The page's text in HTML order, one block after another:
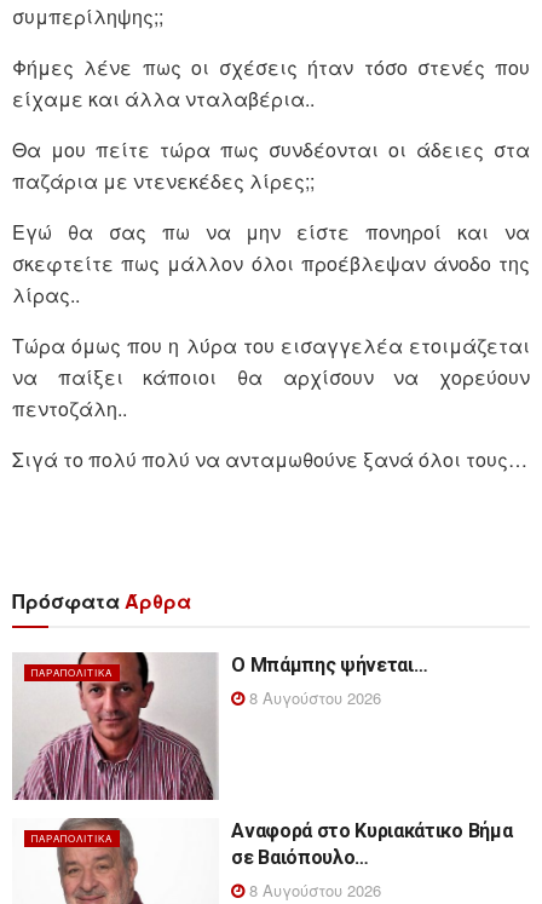
συμπερίληψης;;
Φήμες λένε πως οι σχέσεις ήταν τόσο στενές που
είχαμε και άλλα νταλαβέρια..
Θα μου πείτε τώρα πως συνδέονται οι άδειες στα
παζάρια με ντενεκέδες λίρες;;
Εγώ θα σας πω να μην είστε πονηροί και να
σκεφτείτε πως μάλλον όλοι προέβλεψαν άνοδο της
λίρας..
Τώρα όμως που η λύρα του εισαγγελέα ετοιμάζεται
να παίξει κάποιοι θα αρχίσουν να χορεύουν
πεντοζάλη..
Σιγά το πολύ πολύ να ανταμωθούνε ξανά όλοι τους…
ΠρόσφαταΆρθρα
ΠΑΡΑΠΟΛΙΤΙΚΆ
Ο Μπάμπης ψήνεται…
8 Αυγούστου 2026
ΠΑΡΑΠΟΛΙΤΙΚΆ
Αναφορά στο Κυριακάτικο Βήμα
σε Βαιόπουλο…
8 Αυγούστου 2026